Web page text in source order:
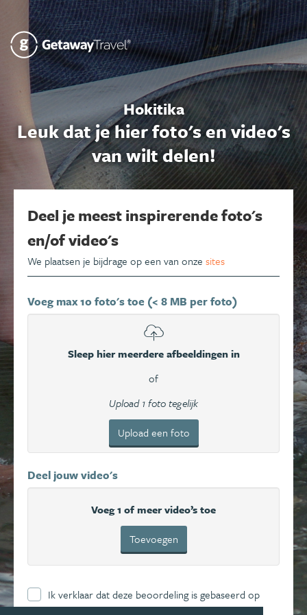
Hokitika
Leuk dat je hier foto's en video's
van wilt delen!
Deel je meest inspirerende foto's
en/of video's
We plaatsen je bijdrage op een van onze sites
Voeg max 10 foto's toe (< 8 MB per foto)
Sleep hier meerdere afbeeldingen in
of
Upload 1 foto tegelijk
Upload een foto
Deel jouw video's
Voeg 1 of meer video’s toe
Toevoegen
Ik verklaar dat deze beoordeling is gebaseerd op
mijn eigen ervaring en ga hierbij akkoord met de